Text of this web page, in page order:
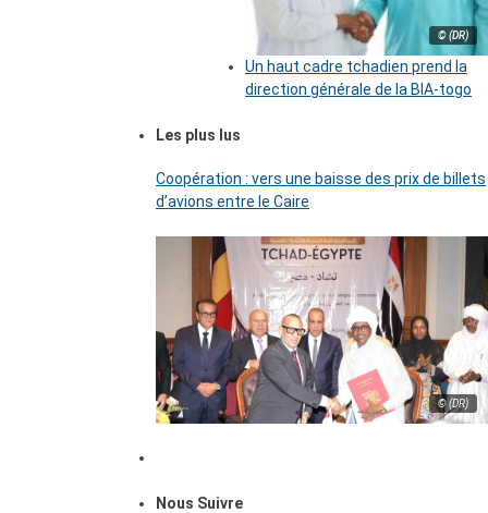
© (DR)
Un haut cadre tchadien prend la
direction générale de la BIA-togo
Les plus lus
Coopération : vers une baisse des prix de billets
d’avions entre le Caire
© (DR)
Nous Suivre